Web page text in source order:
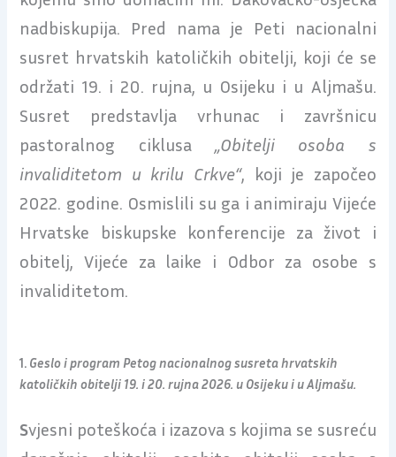
nadbiskupija. Pred nama je Peti nacionalni
susret hrvatskih katoličkih obitelji, koji će se
održati 19. i 20. rujna, u Osijeku i u Aljmašu.
Susret predstavlja vrhunac i završnicu
pastoralnog ciklusa „Obitelji osoba s
invaliditetom u krilu Crkve“, koji je započeo
2022. godine. Osmislili su ga i animiraju Vijeće
Hrvatske biskupske konferencije za život i
obitelj, Vijeće za laike i Odbor za osobe s
invaliditetom.
1. Geslo i program Petog nacionalnog susreta hrvatskih
katoličkih obitelji 19. i 20. rujna 2026. u Osijeku i u Aljmašu.
Svjesni poteškoća i izazova s kojima se susreću